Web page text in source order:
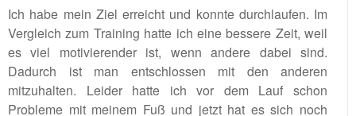
Ich habe mein Ziel erreicht und konnte durchlaufen. Im
Vergleich zum Training hatte ich eine bessere Zeit, weil
es viel motivierender ist, wenn andere dabei sind.
Dadurch ist man entschlossen mit den anderen
mitzuhalten. Leider hatte ich vor dem Lauf schon
Probleme mit meinem Fuß und jetzt hat es sich noch